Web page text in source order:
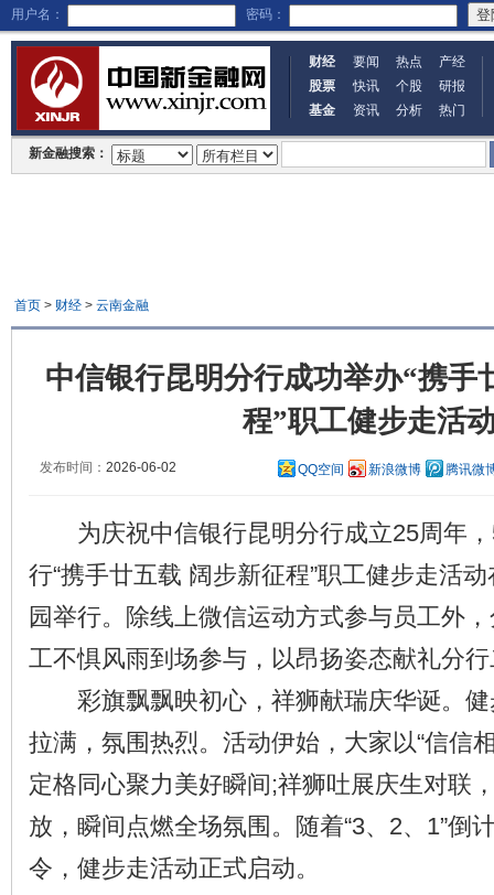
用户名： 密码：
财经 要闻 热点
产经
股票
快讯 个股
研报
基金
资讯 分析 热门
新金融搜索：
首页> 财经> 云南金融
中信银行昆明分行成功举办“携手
程”职工健步走活
发布时间： 2026-06-02 QQ空间 新浪微博 腾讯微
为庆祝中信银行昆明分行成立25周年，
行“携手廿五载 阔步新征程”职工健步走活
园举行。除线上微信运动方式参与员工外
工不惧风雨到场参与，以昂扬姿态献礼分
彩旗飘飘映初心，祥狮献瑞庆华诞。健
拉满，氛围热烈。活动伊始，大家以“信信
定格同心聚力美好瞬间;祥狮吐展庆生对联
放，瞬间点燃全场氛围。随着“3、2、1”倒
令，健步走活动正式启动。